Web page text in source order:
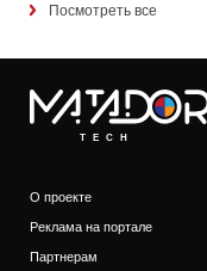
Посмотреть все
TECH
О проекте
Реклама на портале
Партнерам